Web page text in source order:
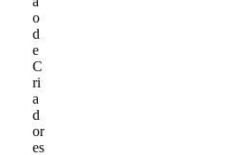
o
d
e
C
ri
a
d
or
es